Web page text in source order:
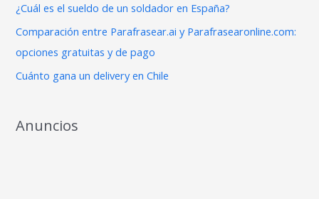
r
:
¿Cuál es el sueldo de un soldador en España?
Comparación entre Parafrasear.ai y Parafrasearonline.com:
opciones gratuitas y de pago
Cuánto gana un delivery en Chile
Anuncios